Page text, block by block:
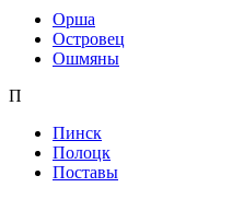
Орша
Островец
Ошмяны
П
Пинск
Полоцк
Поставы